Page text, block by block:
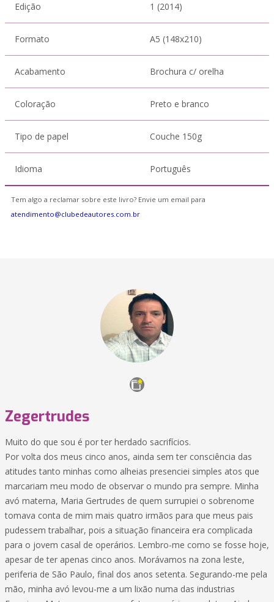
Edição 1 (2014)
Formato A5 (148x210)
Acabamento Brochura c/ orelha
Coloração Preto e branco
Tipo de papel Couche 150g
Idioma Português
Tem algo a reclamar sobre este livro? Envie um email para
atendimento@clubedeautores.com.br
Zegertrudes
Muito do que sou é por ter herdado sacrifícios.
Por volta dos meus cinco anos, ainda sem ter consciência das
atitudes tanto minhas como alheias presenciei simples atos que
marcariam meu modo de observar o mundo pra sempre. Minha
avó materna, Maria Gertrudes de quem surrupiei o sobrenome
tomava conta de mim mais quatro irmãos para que meus pais
pudessem trabalhar, pois a situação financeira era complicada
para o jovem casal de operários. Lembro-me como se fosse hoje,
apesar de ter apenas cinco anos. Morávamos na zona leste,
periferia de São Paulo, final dos anos setenta. Segurando-me pela
mão, minha avó levou-me a um lixão numa das industrias